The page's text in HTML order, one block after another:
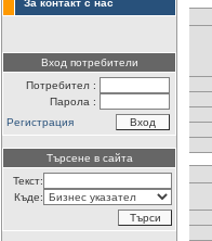
За контакт с нас
Вход потребители
Потребител :
Парола :
Регистрация
Търсене в сайта
Текст:
Къде: